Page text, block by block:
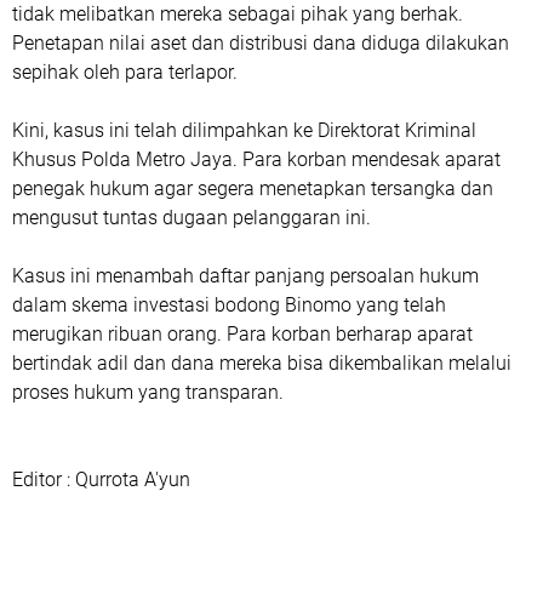
tidak melibatkan mereka sebagai pihak yang berhak.
Penetapan nilai aset dan distribusi dana diduga dilakukan
sepihak oleh para terlapor.
Kini, kasus ini telah dilimpahkan ke Direktorat Kriminal
Khusus Polda Metro Jaya. Para korban mendesak aparat
penegak hukum agar segera menetapkan tersangka dan
mengusut tuntas dugaan pelanggaran ini.
Kasus ini menambah daftar panjang persoalan hukum
dalam skema investasi bodong Binomo yang telah
merugikan ribuan orang. Para korban berharap aparat
bertindak adil dan dana mereka bisa dikembalikan melalui
proses hukum yang transparan.
Editor : Qurrota A'yun